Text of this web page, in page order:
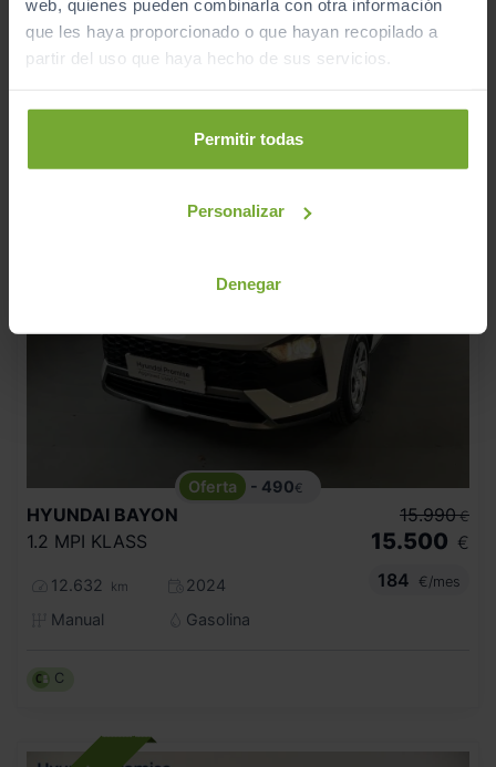
web, quienes pueden combinarla con otra información
que les haya proporcionado o que hayan recopilado a
partir del uso que haya hecho de sus servicios.
Permitir todas
Personalizar
Denegar
- 490€
HYUNDAI BAYON
1.2 MPI KLASS
12.632 km
2024
Manual
Gasolina
15.990 €
15.500 €
184
€/mes
C